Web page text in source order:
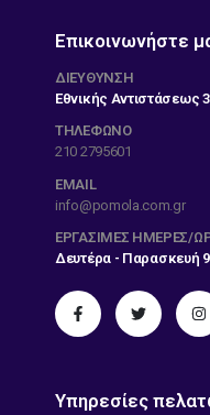
Επικοινωνήστε
ΔΙΕΎΘΥΝΣΗ
Εθνικής Αντιστάσεως
ΤΗΛΕΦΩΝΟ
210 2795601
EMAIL
info@pomola.com.gr
ΕΡΓΆΣΙΜΕΣ ΗΜΈΡΕΣ/
Δευτέρα - Παρασκευή
Υπηρεσίες